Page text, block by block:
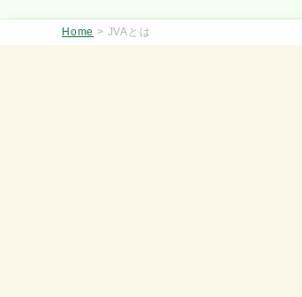
Home > JVAとは